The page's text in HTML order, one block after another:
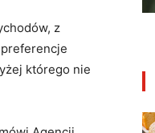
z
którego nie